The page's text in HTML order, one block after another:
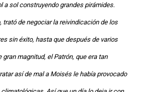
a sol construyendo grandes pirámides.
trató de negociar la reivindicación de los
sin éxito, hasta que después de varios
magnitud, el Patrón, que era tan
así de mal a Moisés le había provocado